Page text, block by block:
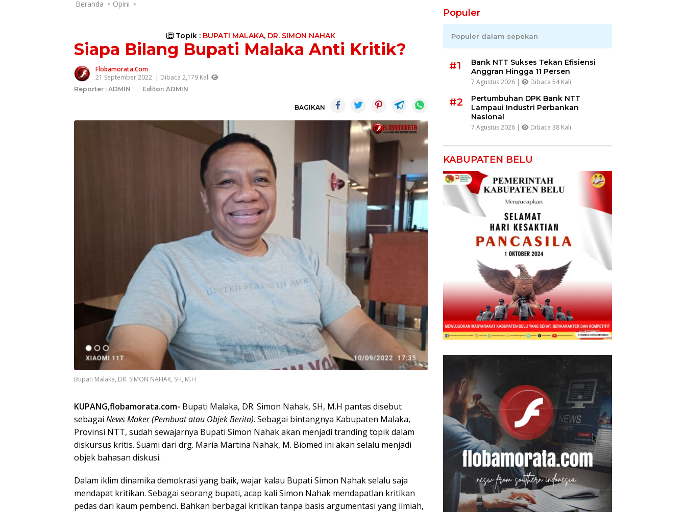
Beranda Opini
Topik : BUPATI MALAKA, DR. SIMON NAHAK
Siapa Bilang Bupati Malaka Anti Kritik?
Flobamorata.com
21 September 2022 | Dibaca 2,179 Kali
Reporter : ADMIN Editor: ADMIN
BAGIKAN
Bupati Malaka, DR. SIMON NAHAK, SH, M.H
KUPANG,flobamorata.com- Bupati Malaka, DR. Simon Nahak, SH, M.H pantas disebut
sebagai News Maker(Pembuat atau Objek Berita). Sebagai bintangnya Kabupaten Malaka,
Provinsi NTT, sudah sewajarnya Bupati Simon Nahak akan menjadi tranding topik dalam
diskursus kritis. Suami dari drg. Maria Martina Nahak, M. Biomed ini akan selalu menjadi
objek bahasan diskusi.
Dalam iklim dinamika demokrasi yang baik, wajar kalau Bupati Simon Nahak selalu saja
mendapat kritikan. Sebagai seorang bupati, acap kali Simon Nahak mendapatlan kritikan
pedas dari kaum pembenci. Bahkan berbagai kritikan tanpa basis argumentasi yang ilmiah,
Populer
Populer dalam sepekan
#1
Bank NTT Sukses Tekan Efisiensi
Anggran Hingga 11 Persen
7 Agustus 2026 | Dibaca 54 Kali
#2
Pertumbuhan DPK Bank NTT
Lampaui Industri Perbankan
Nasional
7 Agustus 2026 | Dibaca 38 Kali
KABUPATEN BELU